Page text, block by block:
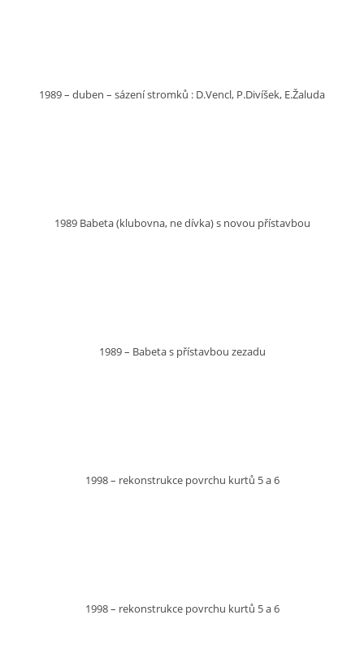
1989 – duben – sázení stromků : D.Vencl, P.Divíšek, E.Žaluda
1989 Babeta (klubovna, ne dívka) s novou přístavbou
1989 – Babeta s přístavbou zezadu
1998 – rekonstrukce povrchu kurtů 5 a 6
1998 – rekonstrukce povrchu kurtů 5 a 6